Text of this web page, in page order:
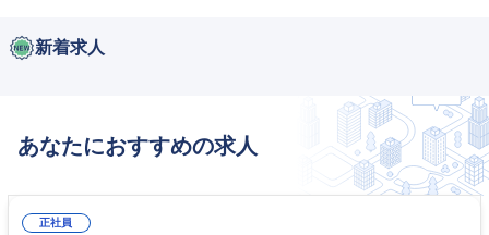
新着求人
あなたにおすすめの求人
正社員